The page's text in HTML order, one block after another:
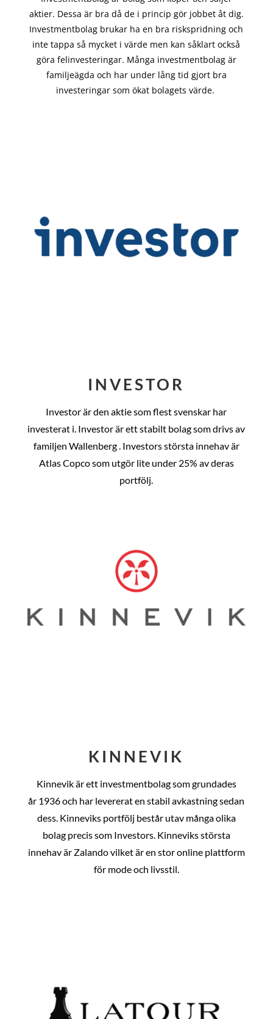
aktier. Dessa är bra då de i princip görjobbet åt dig.
Investmentbolag brukar ha en bra riskspridning och
inte tappa så mycket i värde men kan såklart också
göra felinvesteringar. Många investmentbolag är
familjeägda och har under lång tid gjort bra
investeringar som ökat bolagets värde.
INVESTOR
Investor är den aktie som flest svenskar har
investerat i. Investor är ett stabilt bolag som drivs av
familjen Wallenberg . Investors största innehav är
Atlas Copco som utgör lite under 25% av deras
portfölj.
KINNEVIK
Kinnevik är ett investmentbolag som grundades
år 1936 och har levererat en stabil avkastning sedan
dess. Kinneviks portfölj består utav många olika
bolag precis som Investors. Kinneviks största
innehav är Zalando vilket är en stor online plattform
för mode och livsstil.